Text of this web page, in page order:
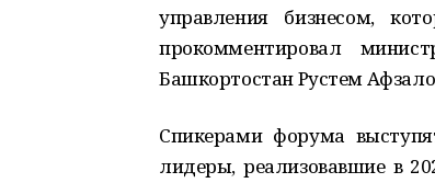
управления бизнесом,
прокомментировал
Башкортостан Рустем
Спикерами форума
лидеры, реализовавшие в